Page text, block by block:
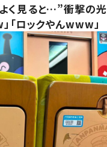
く見ると…”衝撃の光
「ロックやんwww」